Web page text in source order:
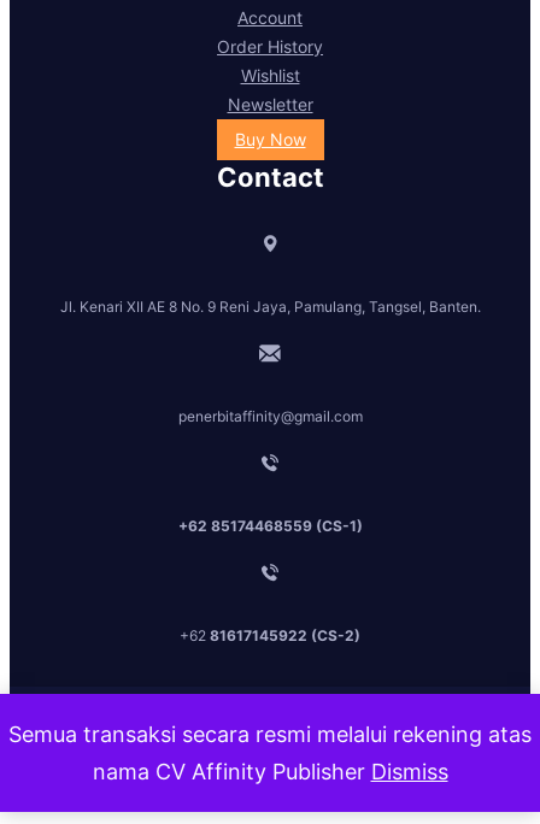
Semua transaksi secara resmi melalui rekening atas
nama CV Affinity Publisher Dismiss
Account
Order History
Wishlist
Newsletter
Buy Now
Contact
Jl. Kenari XII AE 8 No. 9 Reni Jaya, Pamulang, Tangsel, Banten.
penerbitaffinity@gmail.com
+62 85174468559 (CS-1)
+62 81617145922 (CS-2)